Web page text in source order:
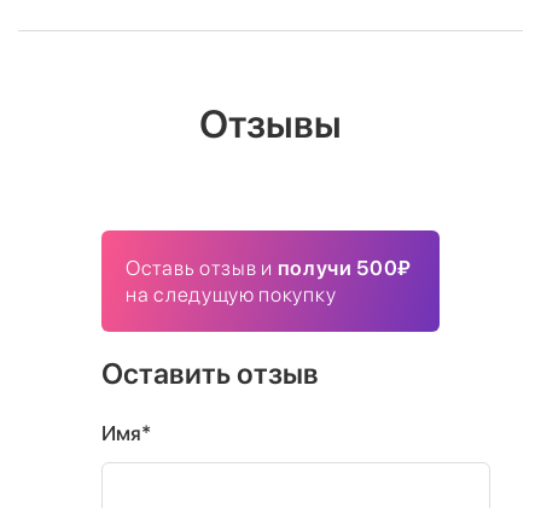
Отзывы
Оставь отзыв и получи 500₽
на следущую покупку
Оставить отзыв
Имя*